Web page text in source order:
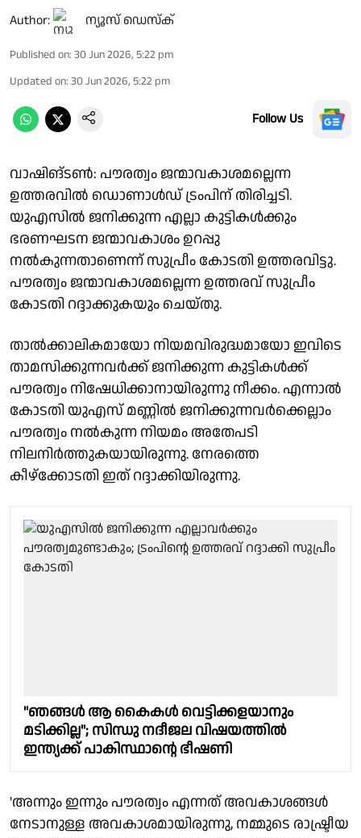
Author: ന്യൂസ് ഡെസ്ക്
Published on: 30 Jun 2026, 5:22 pm
Updated on: 30 Jun 2026, 5:22 pm
Follow Us
വാഷിങ്ടണ്‍: പൗരത്വം ജന്മാവകാശമല്ലെന്ന
ഉത്തരവില്‍ ഡൊണാള്‍ഡ് ട്രംപിന് തിരിച്ചടി.
യുഎസില്‍ ജനിക്കുന്ന എല്ലാ കുട്ടികള്‍ക്കും
ഭരണഘടന ജന്മാവകാശം ഉറപ്പു
നല്‍കുന്നതാണെന്ന് സുപ്രീം കോടതി ഉത്തരവിട്ടു.
പൗരത്വം ജന്മാവകാശമല്ലെന്ന ഉത്തരവ് സുപ്രീം
കോടതി റദ്ദാക്കുകയും ചെയ്തു.
താല്‍ക്കാലികമായോ നിയമവിരുദ്ധമായോ ഇവിടെ
താമസിക്കുന്നവര്‍ക്ക് ജനിക്കുന്ന കുട്ടികള്‍ക്ക്
പൗരത്വം നിഷേധിക്കാനായിരുന്നു നീക്കം. എന്നാല്‍
കോടതി യുഎസ് മണ്ണില്‍ ജനിക്കുന്നവര്‍ക്കെല്ലാം
പൗരത്വം നല്‍കുന്ന നിയമം അതേപടി
നിലനിര്‍ത്തുകയായിരുന്നു. നേരത്തെ
കീഴ്‌ക്കോടതി ഇത് റദ്ദാക്കിയിരുന്നു.
"ഞങ്ങൾ ആ കൈകൾ വെട്ടിക്കളയാനും
മടിക്കില്ല"; സിന്ധു നദീജല വിഷയത്തിൽ
ഇന്ത്യക്ക് പാകിസ്ഥാന്റെ ഭീഷണി
'അന്നും ഇന്നും പൗരത്വം എന്നത് അവകാശങ്ങള്‍
നേടാനുള്ള അവകാശമായിരുന്നു, നമ്മുടെ രാഷ്ട്രീയ